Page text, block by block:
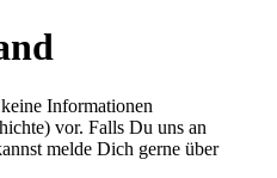
Informationen
vor. Falls Du uns an
melde Dich gerne über